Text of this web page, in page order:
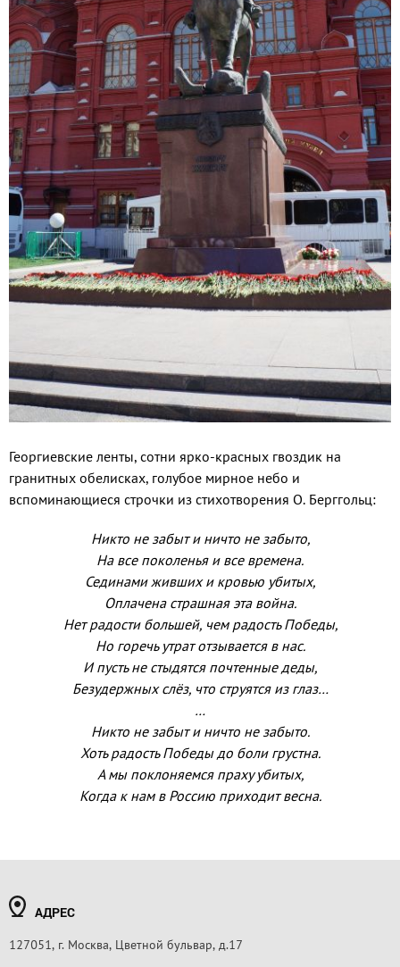
Георгиевские ленты, сотни ярко-красных гвоздик на
гранитных обелисках, голубое мирное небо и
вспоминающиеся строчки из стихотворения О. Берггольц:
Никто не забыт и ничто не забыто,
На все поколенья и все времена.
Сединами живших и кровью убитых,
Оплачена страшная эта война.
Нет радости большей, чем радость Победы,
Но горечь утрат отзывается в нас.
И пусть не стыдятся почтенные деды,
Безудержных слёз, что струятся из глаз…
…
Никто не забыт и ничто не забыто.
Хоть радость Победы до боли грустна.
А мы поклоняемся праху убитых,
Когда к нам в Россию приходит весна.
АДРЕС
127051, г. Москва, Цветной бульвар, д.17